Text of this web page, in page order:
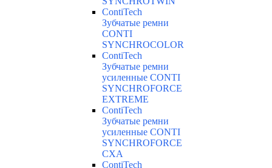
ContiTech
Зубчатые ремни
CONTI
SYNCHROCOLOR
ContiTech
Зубчатые ремни
усиленные CONTI
SYNCHROFORCE
EXTREME
ContiTech
Зубчатые ремни
усиленные CONTI
SYNCHROFORCE
CXA
ContiTech